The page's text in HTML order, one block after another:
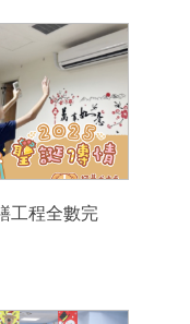
工程全數完